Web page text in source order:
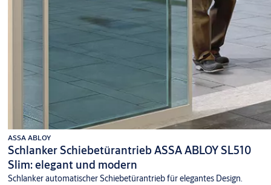
ASSA ABLOY
Schlanker Schiebetürantrieb ASSA ABLOY SL510
Slim: elegant und modern
Schlanker automatischer Schiebetürantrieb für elegantes Design.